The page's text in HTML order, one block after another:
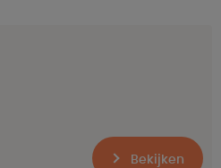
Bekijken